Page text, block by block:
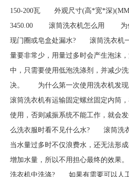
150-200瓦 外观尺寸(高*宽*深)(MM)
3450.00 滚筒洗衣机怎么用 为什
现门圈或皂盒处漏水? 滚筒洗衣机一
量要非常少，用量过多时会产生泡沫
中，只需要使用低泡洗涤剂，并减少
决。 为什么第一次使用洗衣机发
滚筒洗衣机有运输固定螺丝固定内筒
使用，否则减振系统不能工作，就
么洗衣服时看不见什么水? 滚筒洗衣
当水量过多时不仅浪费水，还无法形
增加水量，所以不用担心最终的效
洗衣机中洗涤? 如果有需要可以人